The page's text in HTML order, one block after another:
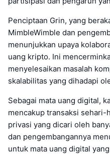
Penciptaan Grin, yang
MimbleWimble dan
menunjukkan upaya
uang kripto. Ini
menyelesaikan masalah
skalabilitas yang dihadapi
Sebagai mata uang digital,
mencakup transaksi sehari-
privasi yang dicari oleh
dan pengembangannya
untuk mata uang digital